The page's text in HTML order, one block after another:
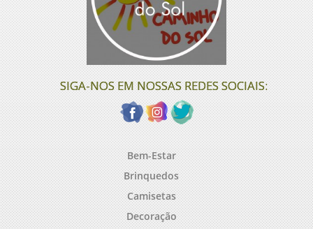
SIGA-NOS EM NOSSAS REDES SOCIAIS:
Bem-Estar
Brinquedos
Camisetas
Decoração